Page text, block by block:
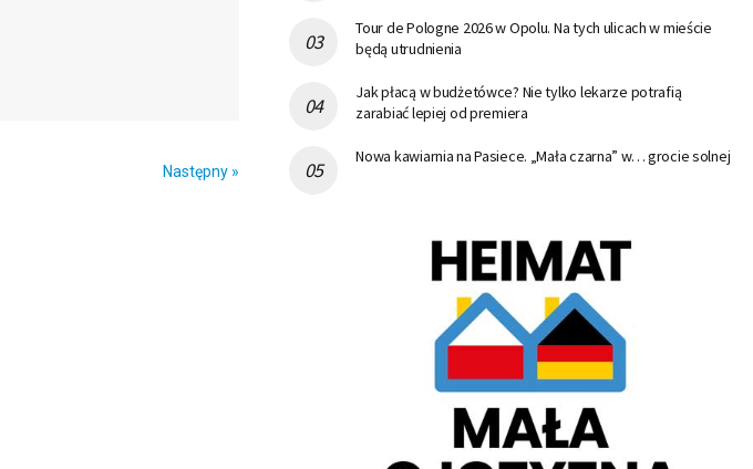
Następny »
Tour de Pologne 2026 w Opolu. Na tych ulicach w mieście
będą utrudnienia
Jak płacą w budżetówce? Nie tylko lekarze potrafią
zarabiać lepiej od premiera
Nowa kawiarnia na Pasiece. „Mała czarna” w… grocie solnej